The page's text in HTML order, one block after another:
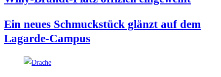
Ein neu­es Schmuck­stück glänzt auf dem
Lagarde-Campus